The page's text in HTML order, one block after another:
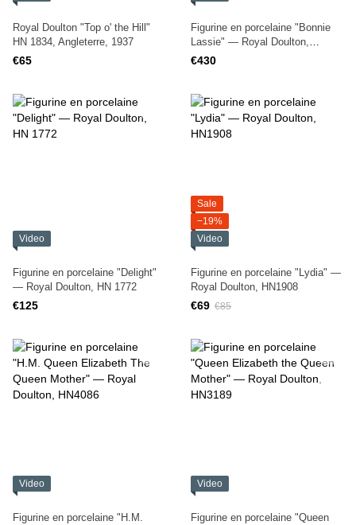
Royal Doulton "Top o' the Hill"
HN 1834, Angleterre, 1937
€65
Figurine en porcelaine "Bonnie
Lassie" — Royal Doulton,
HN1626
€430
Video
Figurine en porcelaine "Delight"
— Royal Doulton, HN 1772
€125
Sale
−19%
Video
Figurine en porcelaine "Lydia" —
Royal Doulton, HN1908
€69 €85
Video
Figurine en porcelaine "H.M.
Video
Figurine en porcelaine "Queen